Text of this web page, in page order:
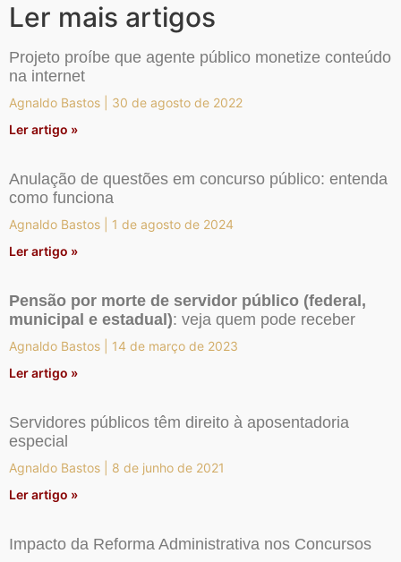
Ler mais artigos
Projeto proíbe que agente público monetize conteúdo
na internet
Agnaldo Bastos
30 de agosto de 2022
Ler artigo »
Anulação de questões em concurso público: entenda
como funciona
Agnaldo Bastos
1 de agosto de 2024
Ler artigo »
Pensão por morte de servidor público (federal,
municipal e estadual): veja quem pode receber
Agnaldo Bastos
14 de março de 2023
Ler artigo »
Servidores públicos têm direito à aposentadoria
especial
Agnaldo Bastos
8 de junho de 2021
Ler artigo »
Impacto da Reforma Administrativa nos Concursos